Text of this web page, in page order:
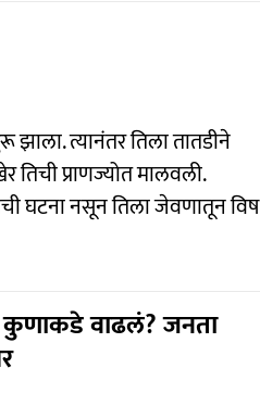
त्यानंतर तिला तातडीने
प्राणज्योत मालवली.
घटना नसून तिला जेवणातून विष
वाढलं? जनता